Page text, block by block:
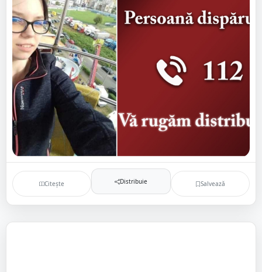
Citește Distribuie Salvează